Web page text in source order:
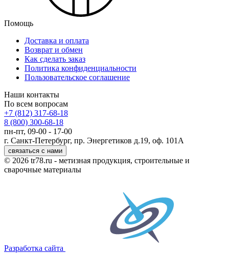
Помощь
Доставка и оплата
Возврат и обмен
Как сделать заказ
Политика конфиденциальности
Пользовательское соглашение
Наши контакты
По всем вопросам
+7 (812) 317-68-18
8 (800) 300-68-18
пн-пт, 09-00 - 17-00
г. Санкт-Петербург, пр. Энергетиков д.19, оф. 101А
связаться с нами
© 2026 tr78.ru - метизная продукция, строительные и
сварочные материалы
Разработка сайта